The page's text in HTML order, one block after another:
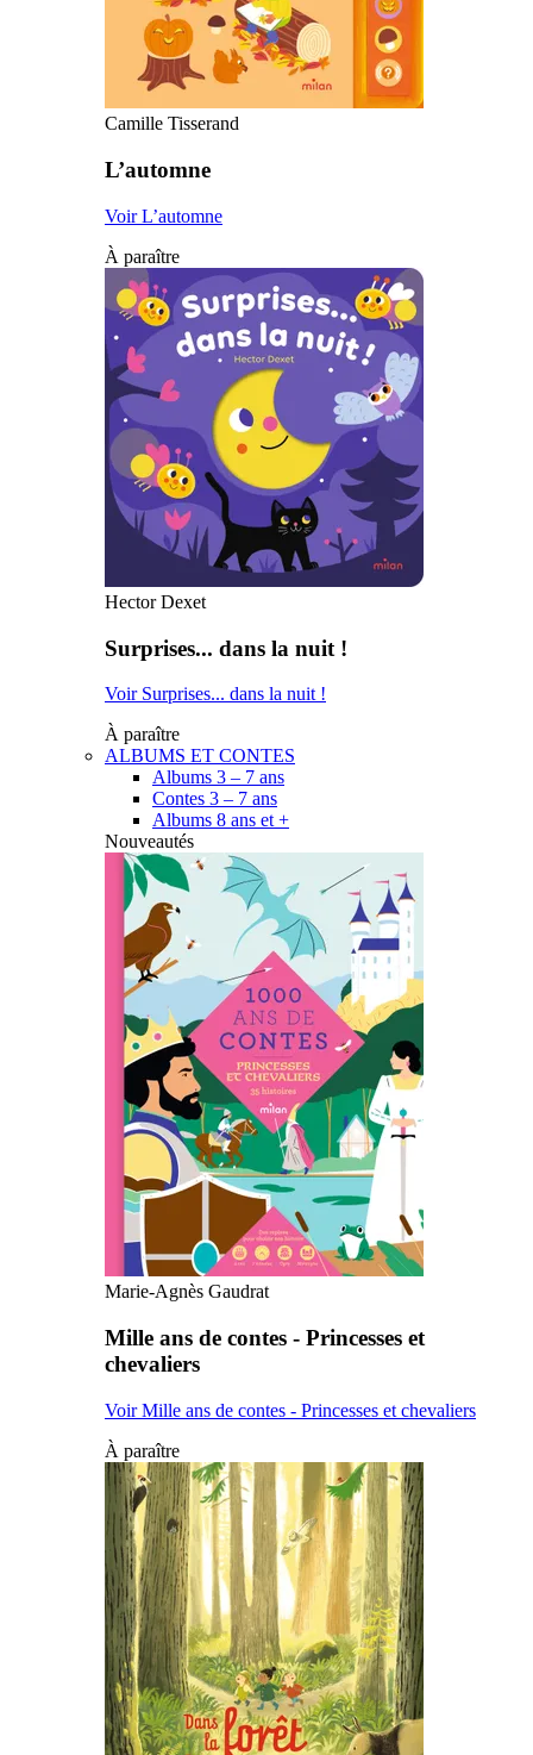
Camille Tisserand
L’automne
Voir L’automne
À paraître
Hector Dexet
Surprises... dans la nuit !
Voir Surprises... dans la nuit !
À paraître
ALBUMS ET CONTES
Albums 3 – 7 ans
Contes 3 – 7 ans
Albums 8 ans et +
Nouveautés
Marie-Agnès Gaudrat
Mille ans de contes - Princesses et
chevaliers
Voir Mille ans de contes - Princesses et chevaliers
À paraître